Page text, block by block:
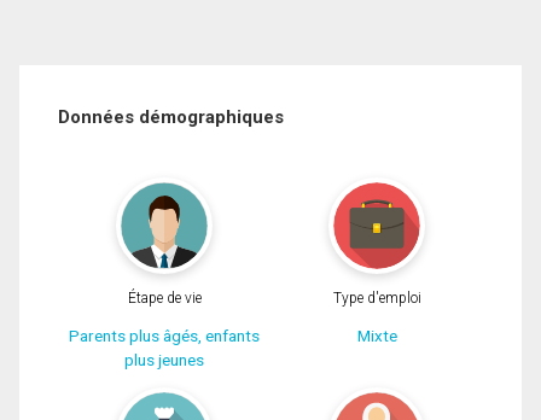
Données démographiques
Étape de vie
Parents plus âgés, enfants
plus jeunes
Type d'emploi
Mixte